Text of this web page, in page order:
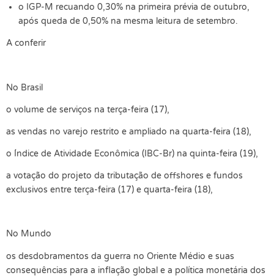
o IGP-M recuando 0,30% na primeira prévia de outubro,
após queda de 0,50% na mesma leitura de setembro.
A conferir
No Brasil
o volume de serviços na terça-feira (17),
as vendas no varejo restrito e ampliado na quarta-feira (18),
o Índice de Atividade Econômica (IBC-Br) na quinta-feira (19),
a votação do projeto da tributação de offshores e fundos
exclusivos entre terça-feira (17) e quarta-feira (18),
No Mundo
os desdobramentos da guerra no Oriente Médio e suas
consequências para a inflação global e a política monetária dos